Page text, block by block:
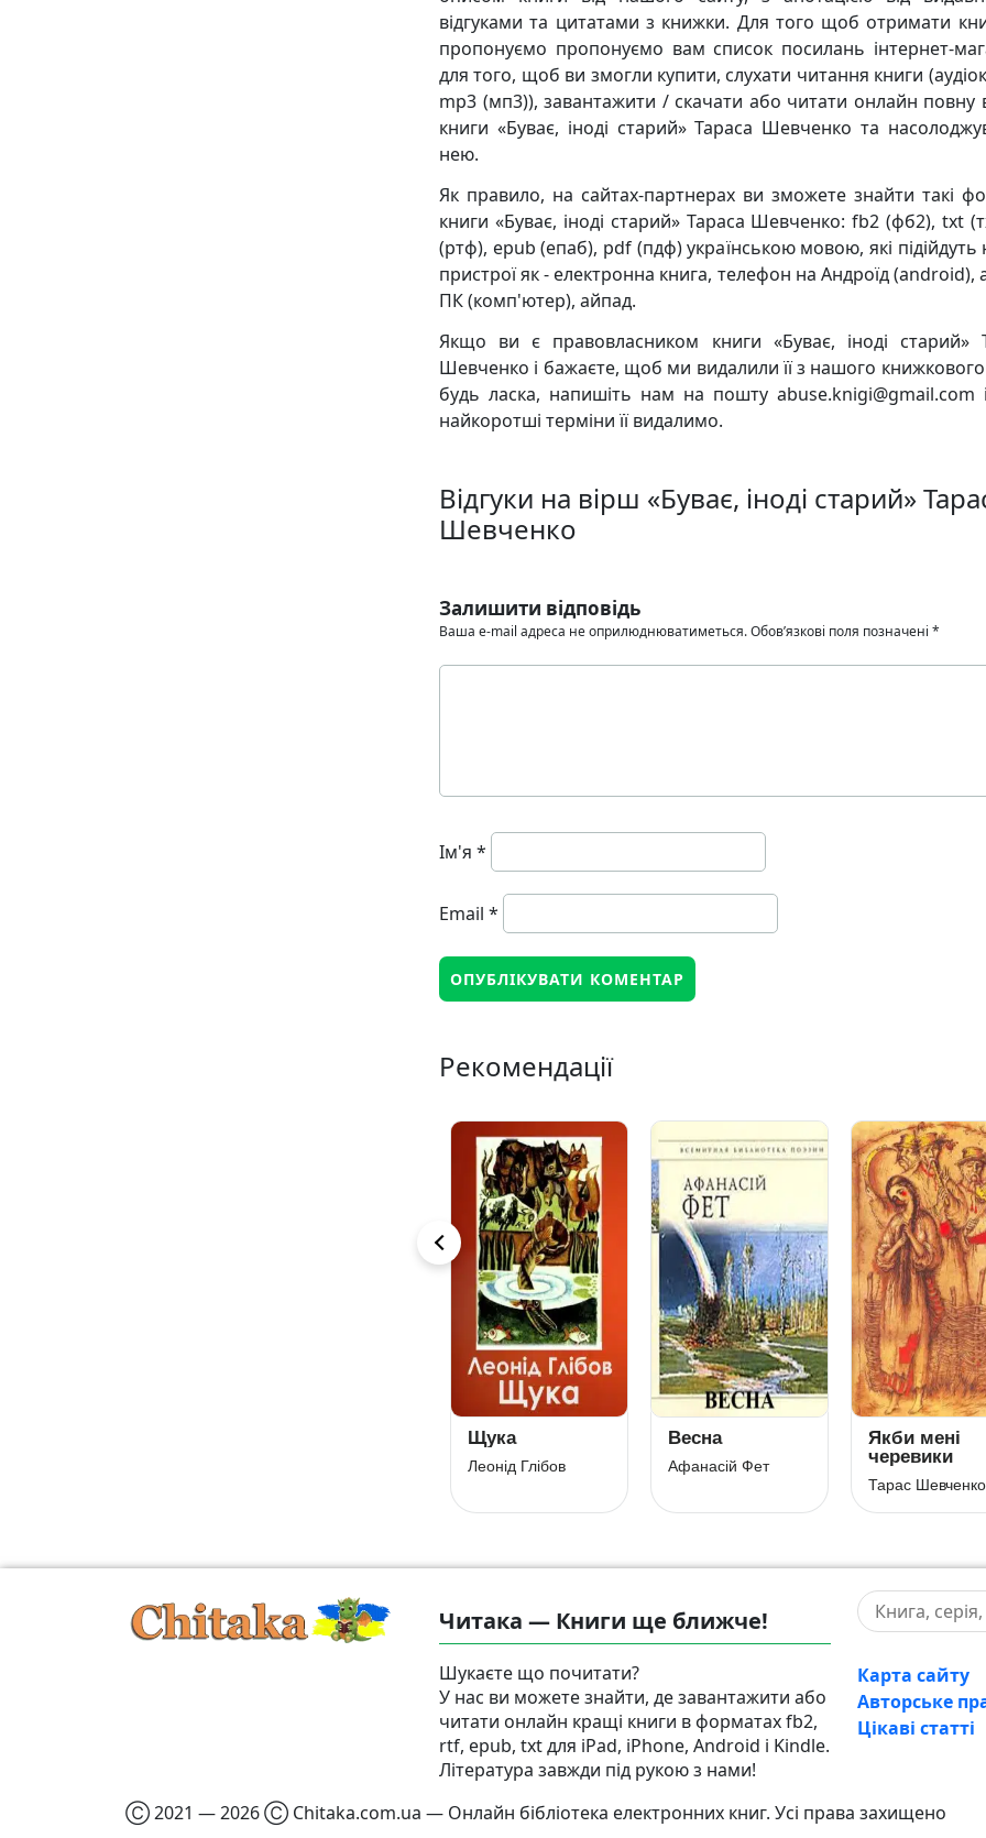
відгуками та цитатами з книжки. Для того щоб отримати
пропонуємо пропонуємо вам список посилань інтернет-
для того, щоб ви змогли купити, слухати читання книги
mp3 (мп3)), завантажити / скачати або читати онлайн повну
книги «Буває, іноді старий» Тараса Шевченко та
нею.
Як правило, на сайтах-партнерах ви зможете знайти такі
книги «Буває, іноді старий» Тараса Шевченко: fb2 (фб2), txt
(ртф), epub (епаб), pdf (пдф) українською мовою, які підійдуть
пристрої як - електронна книга, телефон на Андроїд (android),
ПК (комп'ютер), айпад.
Якщо ви є правовласником книги «Буває, іноді старий»
Шевченко і бажаєте, щоб ми видалили її з нашого книжкового
будь ласка, напишіть нам на пошту abuse.knigi@gmail.com
найкоротші терміни її видалимо.
Відгуки на вірш «Буває, іноді старий»
Шевченко
Залишити відповідь
Ваша e-mail адреса не оприлюднюватиметься.Обов’язкові поля позначені *
Ім'я *
Email *
Рекомендації
Щука
Леонід Глібов
Весна
Афанасій Фет
Якби мені
черевики
Тарас Шевченко
Читака — Книги ще ближче!
Шукаєте що почитати?
У нас ви можете знайти, де завантажити або
читати онлайн кращі книги в форматах fb2,
rtf, epub, txt для iPad, iPhone, Android і Kindle.
Література завжди під рукою з нами!
Карта сайту
Авторське
Цікаві статті
Ⓒ 2021 — 2026 Ⓒ Chitaka.com.ua — Онлайн бібліотека електронних книг. Усі права захищено